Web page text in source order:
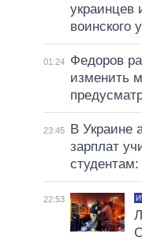
украинцев
воинского
01:24
Федоров
изменить
23:45
В Украине
зарплат
22:53